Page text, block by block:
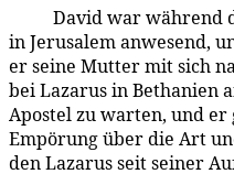
David war während
in Jerusalem anwesend,
er seine Mutter mit sich
bei Lazarus in Bethanien
Apostel zu warten, und
Empörung über die Art
den Lazarus seit seiner